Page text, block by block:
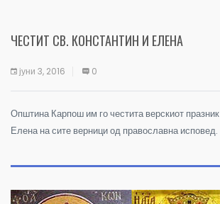
ЧЕСТИТ СВ. КОНСТАНТИН И ЕЛЕНА
јуни 3, 2016 0
Општина Карпош им го честита верскиот празник
Елена на сите верници од православна исповед.